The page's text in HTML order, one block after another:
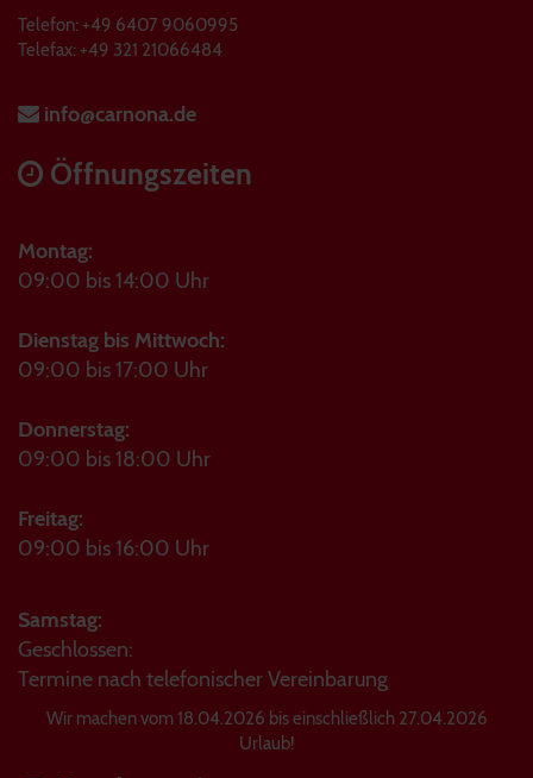
Telefon: +49 6407 9060995
Telefax: +49 321 21066484
info@carnona.de
Öffnungszeiten
Montag:
09:00 bis 14:00 Uhr
Dienstag bis Mittwoch:
09:00 bis 17:00 Uhr
Donnerstag:
09:00 bis 18:00 Uhr
Freitag:
09:00 bis 16:00 Uhr
Samstag:
Geschlossen:
Termine nach telefonischer Vereinbarung
Wir machen vom 18.04.2026 bis einschließlich 27.04.2026
Urlaub!